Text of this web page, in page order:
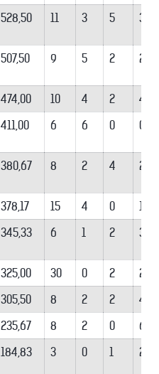
528,50 11 3 5 3
507,50 9 5 2 2
474,00 10 4 2
4
411,00 6 6 0 0
380,67 8 2 4 2
378,17 15 4 0
11
345,33 6 1 2 3
325,00 30 0 2
28
305,50 8 2 2
4
235,67 8 2 0
6
184,83 3 0 1 2